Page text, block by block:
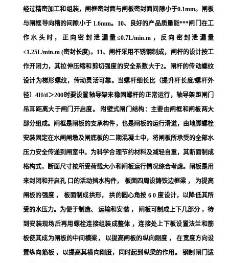
经过精密加工和组装，闸框密封面与闸板密封面间隙小于0.1mm。闸板
与闸框导向槽的间隙小于 1.6mm。10、良好的产品质量能***闸门在工
作水头时，正向密封泄漏量≤0.7L/min.m，反向密封泄漏量
≤1.25L/min.m (密封长度)。11、闸杆采用不锈钢制成，闸杆的设计按工
作开闭力，其拉伸压缩和剪切强度的安全系数大于2。闸杆的传动螺纹
设计为梯形螺纹，传动灵活可靠。当螺杆细长比（提升杆长度/螺杆外
径）4H/d＞200时要设置轴导架来稳固螺杆的正常运行，轴导架距闸门
吊耳距离大于闸门开启度。 附壁式闸门结构：主要由闸框和闸板两大
部分组成。闸框是闸板的支承构件，也是闸板的运行滑道，由地脚螺栓
安装固定在水闸闸墩及闸底板的二期混凝土中，将闸板所承受的全部水
压力安全传递到闸室中。为科学合理节约材料及减轻自重，其断面制成
格构式，断面尺寸按所受荷载大小和闸板运行情况综合考虑。闸板是用
来封闭和开启孔 口的活动挡水构件， 板面四周设铸铁边框梁 ， 为提高
闸板的强度 ， 板面制成拱形， 拱的圆心角按 6 0 度设计，以降低其所
受的水压力。为便于制造、 运输和安装 ， 闸板可制成上下几部分 ，待
到安装现场后再用螺栓连接组装成整体 ，连接处上下板设置法兰和筋
板使其成为闸板的中间横梁， 以提高闸板的纵向刚度 ， 在宽度方向设
置纵向筋板 ，以提高其横向刚度，同时起到纵梁的作用。 钢制闸门适